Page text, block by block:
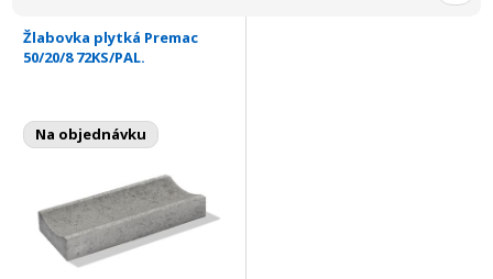
Žlabovka plytká Premac
50/20/8 72KS/PAL.
Na objednávku